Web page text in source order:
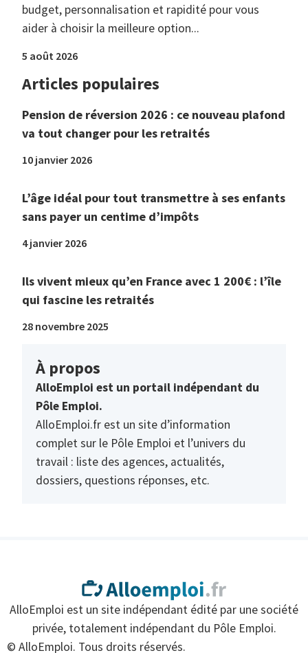
budget, personnalisation et rapidité pour vous
aider à choisir la meilleure option...
5 août 2026
Articles populaires
Pension de réversion 2026 : ce nouveau plafond
va tout changer pour les retraités
10 janvier 2026
L’âge idéal pour tout transmettre à ses enfants
sans payer un centime d’impôts
4 janvier 2026
Ils vivent mieux qu’en France avec 1 200€ : l’île
qui fascine les retraités
28 novembre 2025
À propos
AlloEmploi est un portail indépendant du
Pôle Emploi.
AlloEmploi.fr est un site d’information
complet sur le Pôle Emploi et l’univers du
travail : liste des agences, actualités,
dossiers, questions réponses, etc.
AlloEmploi est un site indépendant édité par une société
privée, totalement indépendant du Pôle Emploi.
© AlloEmploi. Tous droits réservés.